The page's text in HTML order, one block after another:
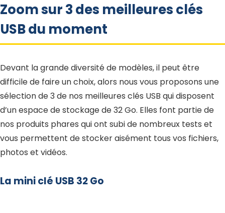
Zoom sur 3 des meilleures clés
USB du moment
Devant la grande diversité de modèles, il peut être
difficile de faire un choix, alors nous vous proposons une
sélection de 3 de nos meilleures clés USB qui disposent
d’un espace de stockage de 32 Go. Elles font partie de
nos produits phares qui ont subi de nombreux tests et
vous permettent de stocker aisément tous vos fichiers,
photos et vidéos.
La mini clé USB 32 Go